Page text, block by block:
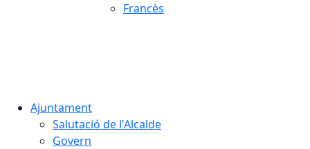
Francès
Ajuntament
Salutació de l'Alcalde
Govern